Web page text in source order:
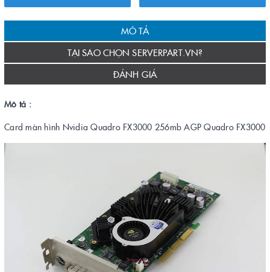
MÔ TẢ
TẠI SAO CHỌN SERVERPART.VN?
ĐÁNH GIÁ
Mô tả :
Card màn hình Nvidia Quadro FX3000 256mb AGP Quadro FX3000